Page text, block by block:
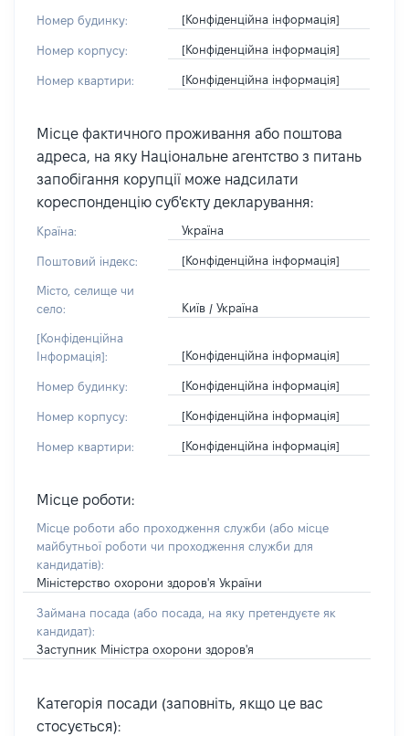
Номер будинку: [Конфіденційна інформація]
Номер корпусу: [Конфіденційна інформація]
Номер квартири: [Конфіденційна інформація]
Місце фактичного проживання або поштова
адреса, на яку Національне агентство з питань
запобігання корупції може надсилати
кореспонденцію суб'єкту декларування:
Країна: Україна
Поштовий індекс: [Конфіденційна інформація]
Місто, селище чи
село:
Київ / Україна
[Конфіденційна
Інформація]:
[Конфіденційна інформація]
Номер будинку: [Конфіденційна інформація]
Номер корпусу: [Конфіденційна інформація]
Номер квартири: [Конфіденційна інформація]
Місце роботи:
Місце роботи або проходження служби (або місце
майбутньої роботи чи проходження служби для
кандидатів):
Міністерство охорони здоров'я України
Займана посада (або посада, на яку претендуєте як
кандидат):
Заступник Міністра охорони здоров'я
Категорія посади (заповніть, якщо це вас
стосується):